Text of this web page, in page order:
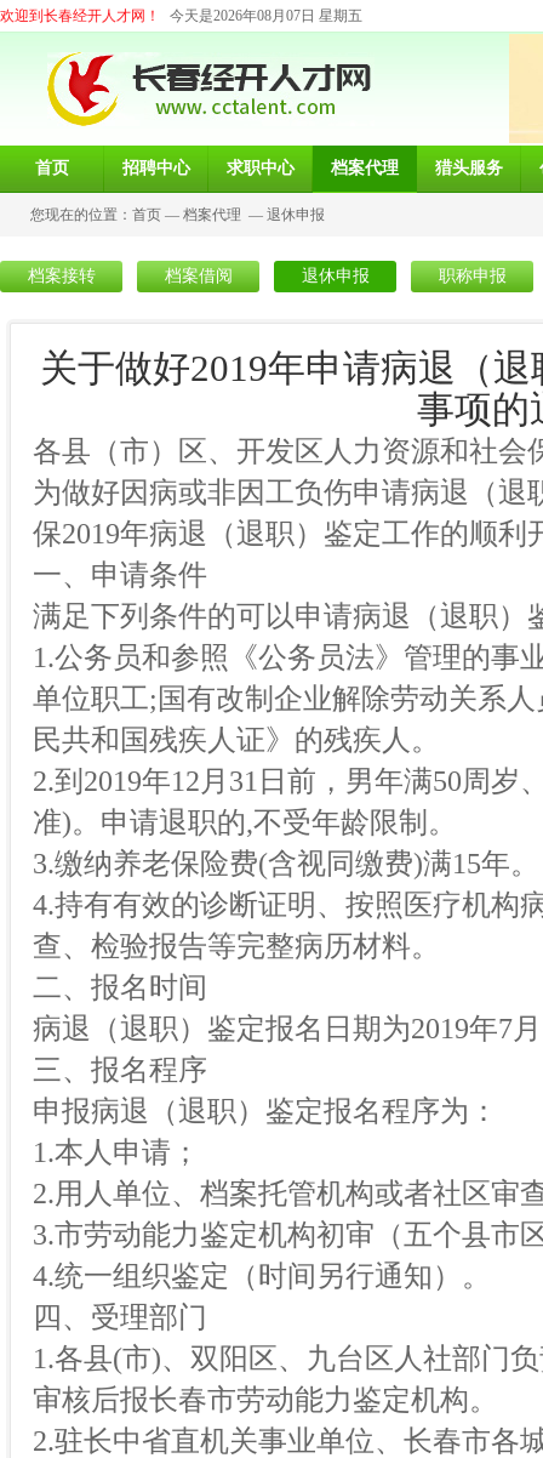
欢迎到长春经开人才网！ 今天是2026年08月07日 星期五
首页 招聘中心 求职中心 档案代理 猎头服务
您现在的位置： 首页 — 档案代理 — 退休申报
档案接转 档案借阅 退休申报 职称申报
关于做好2019年申请病退（
事项的
各县（市）区、开发区人力资源和社会
为做好因病或非因工负伤申请病退（
保2019年病退（退职）鉴定工作的顺
一、申请条件
满足下列条件的可以申请病退（退职）
1.公务员和参照《公务员法》管理的事
单位职工;国有改制企业解除劳动关系
民共和国残疾人证》的残疾人。
2.到2019年12月31日前，男年满50周
准)。申请退职的,不受年龄限制。
3.缴纳养老保险费(含视同缴费)满15年。
4.持有有效的诊断证明、按照医疗机构
查、检验报告等完整病历材料。
二、报名时间
病退（退职）鉴定报名日期为2019年7
三、报名程序
申报病退（退职）鉴定报名程序为：
1.本人申请；
2.用人单位、档案托管机构或者社区审
3.市劳动能力鉴定机构初审（五个县市
4.统一组织鉴定（时间另行通知）。
四、受理部门
1.各县(市)、双阳区、九台区人社部门
审核后报长春市劳动能力鉴定机构。
2.驻长中省直机关事业单位、长春市各